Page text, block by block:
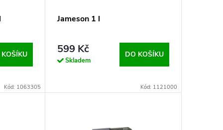
Kód: 1063305
Jameson 1 l
599 Kč
Skladem
DO KOŠÍKU
Kód: 1121000